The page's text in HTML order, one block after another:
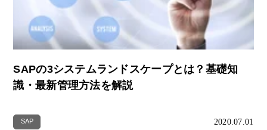
SAPの3システムランドスケープとは？基礎知
識・最新管理方法を解説
SAP 2020.07.01